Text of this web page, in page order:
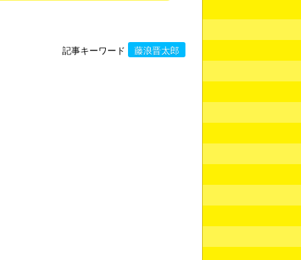
記事キーワード 藤浪晋太郎